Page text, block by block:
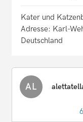
Kater und
Adresse: Karl-
Deutschland
AL